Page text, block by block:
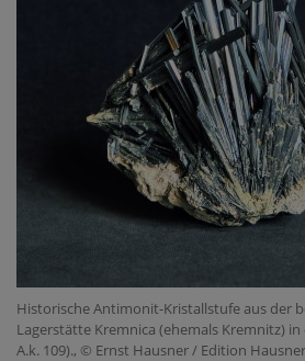
Historische Antimonit-Kristallstufe aus der
Lagerstätte Kremnica (ehemals Kremnitz)
A.k. 109)., © Ernst Hausner / Edition Hausner